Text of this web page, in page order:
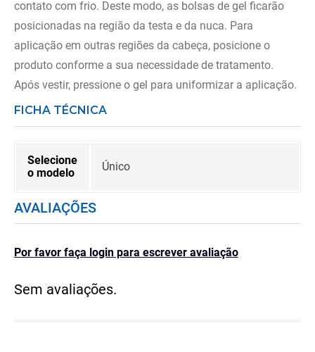
contato com frio. Deste modo, as bolsas de gel ficarão
posicionadas na região da testa e da nuca. Para
aplicação em outras regiões da cabeça, posicione o
produto conforme a sua necessidade de tratamento.
Após vestir, pressione o gel para uniformizar a aplicação.
FICHA TÉCNICA
Selecione
o modelo
Único
AVALIAÇÕES
Por favor faça login para escrever avaliação
Sem avaliações.